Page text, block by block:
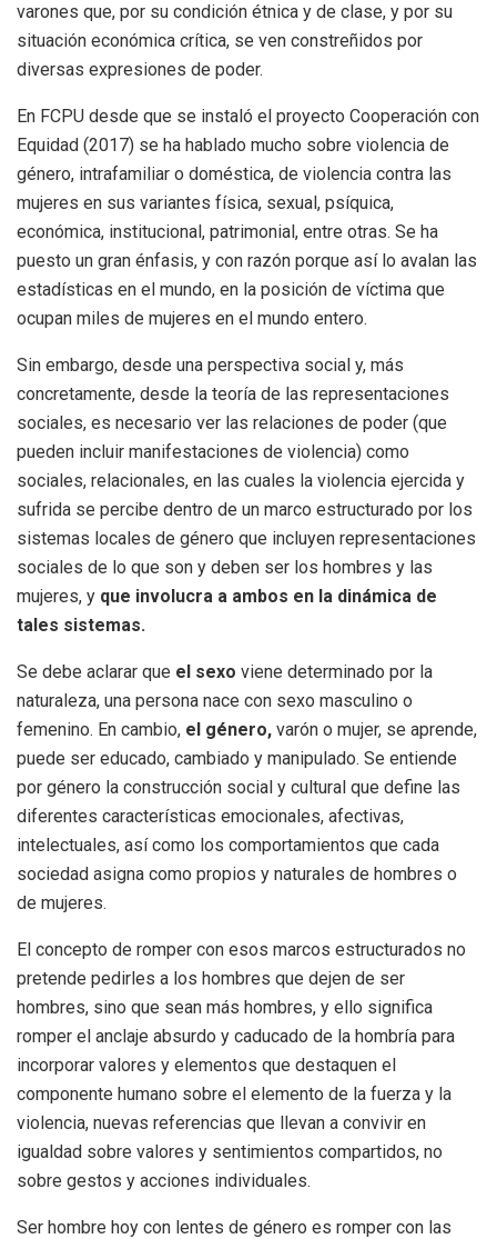
varones que, por su condición étnica y de clase, y por su
situación económica crítica, se ven constreñidos por
diversas expresiones de poder.
En FCPU desde que se instaló el proyecto Cooperación con
Equidad (2017) se ha hablado mucho sobre violencia de
género, intrafamiliar o doméstica, de violencia contra las
mujeres en sus variantes física, sexual, psíquica,
económica, institucional, patrimonial, entre otras. Se ha
puesto un gran énfasis, y con razón porque así lo avalan las
estadísticas en el mundo, en la posición de víctima que
ocupan miles de mujeres en el mundo entero.
Sin embargo, desde una perspectiva social y, más
concretamente, desde la teoría de las representaciones
sociales, es necesario ver las relaciones de poder (que
pueden incluir manifestaciones de violencia) como
sociales, relacionales, en las cuales la violencia ejercida y
sufrida se percibe dentro de un marco estructurado por los
sistemas locales de género que incluyen representaciones
sociales de lo que son y deben ser los hombres y las
mujeres, y que involucra a ambos en la dinámica de
tales sistemas.
Se debe aclarar que el sexo viene determinado por la
naturaleza, una persona nace con sexo masculino o
femenino. En cambio, el género, varón o mujer, se aprende,
puede ser educado, cambiado y manipulado. Se entiende
por género la construcción social y cultural que define las
diferentes características emocionales, afectivas,
intelectuales, así como los comportamientos que cada
sociedad asigna como propios y naturales de hombres o
de mujeres.
El concepto de romper con esos marcos estructurados no
pretende pedirles a los hombres que dejen de ser
hombres, sino que sean más hombres, y ello significa
romper el anclaje absurdo y caducado de la hombría para
incorporar valores y elementos que destaquen el
componente humano sobre el elemento de la fuerza y la
violencia, nuevas referencias que llevan a convivir en
igualdad sobre valores y sentimientos compartidos, no
sobre gestos y acciones individuales.
Ser hombre hoy con lentes de género es romper con las